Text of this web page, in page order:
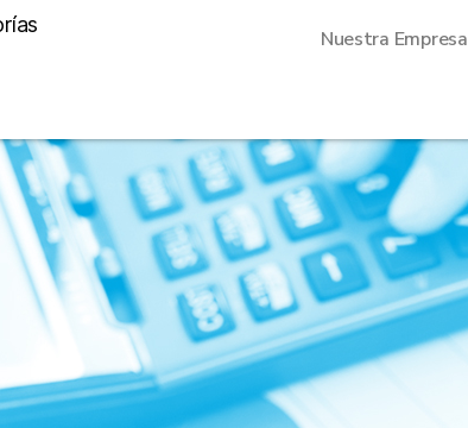
Nuestra Empresa